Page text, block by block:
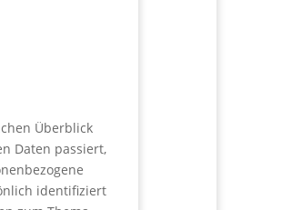
Überblick
Daten passiert,
identifiziert